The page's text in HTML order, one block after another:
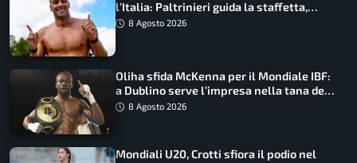
l’Italia: Paltrinieri guida la staffetta,
Barnabà sogna l’oro dalle grandi altezze
8 Agosto 2026
Oliha sfida McKenna per il Mondiale IBF:
a Dublino serve l’impresa nella tana del
lupo8 Agosto 2026
Mondiali U20, Crotti sfiora il podio nel